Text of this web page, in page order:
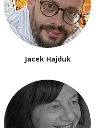
Jacek Hajduk